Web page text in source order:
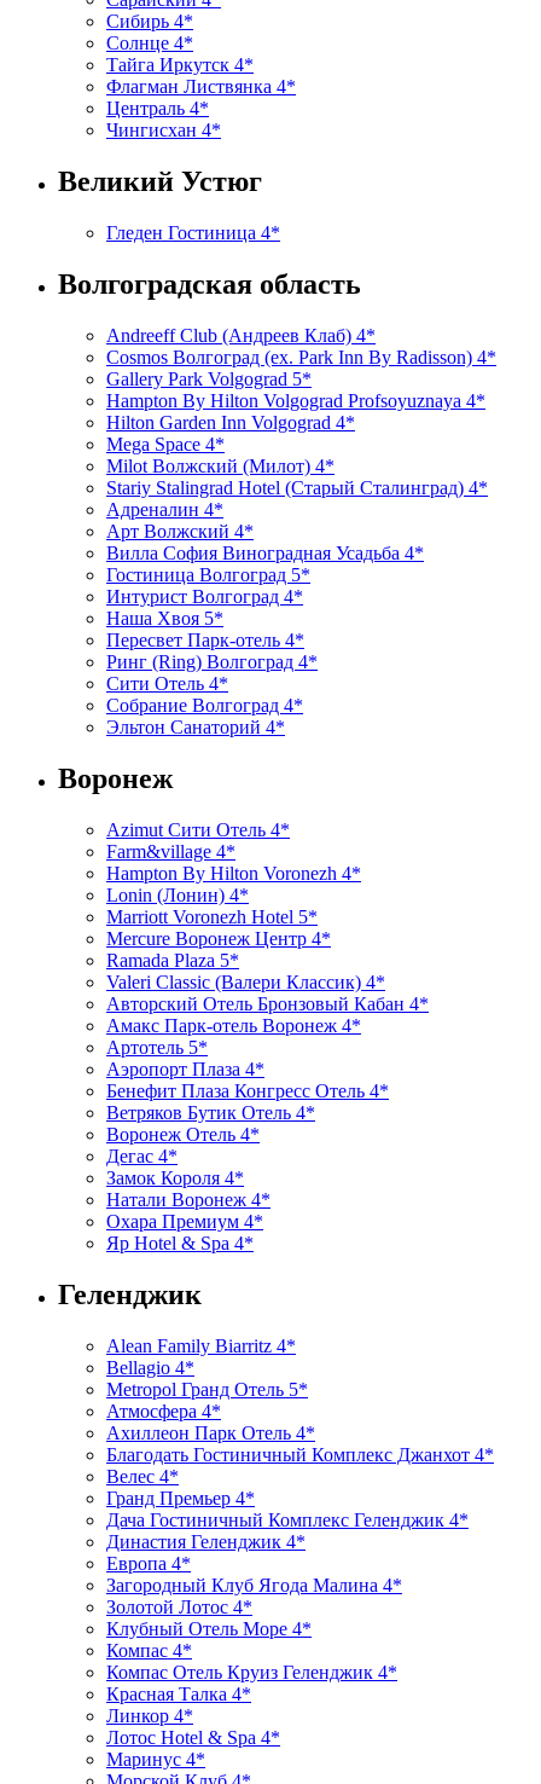
Сибирь 4*
Солнце 4*
Тайга Иркутск 4*
Флагман Листвянка 4*
Централь 4*
Чингисхан 4*
Великий Устюг
Гледен Гостиница 4*
Волгоградская область
Andreeff Club (Андреев Клаб) 4*
Cosmos Волгоград (ex. Park Inn By Radisson) 4*
Gallery Park Volgograd 5*
Hampton By Hilton Volgograd Profsoyuznaya 4*
Hilton Garden Inn Volgograd 4*
Mega Space 4*
Milot Волжский (Милот) 4*
Stariy Stalingrad Hotel (Старый Сталинград) 4*
Адреналин 4*
Арт Волжский 4*
Вилла София Виноградная Усадьба 4*
Гостиница Волгоград 5*
Интурист Волгоград 4*
Наша Хвоя 5*
Пересвет Парк-отель 4*
Ринг (Ring) Волгоград 4*
Сити Отель 4*
Собрание Волгоград 4*
Эльтон Санаторий 4*
Воронеж
Azimut Сити Отель 4*
Farm&village 4*
Hampton By Hilton Voronezh 4*
Lonin (Лонин) 4*
Marriott Voronezh Hotel 5*
Mercure Воронеж Центр 4*
Ramada Plaza 5*
Valeri Classic (Валери Классик) 4*
Авторский Отель Бронзовый Кабан 4*
Амакс Парк-отель Воронеж 4*
Артотель 5*
Аэропорт Плаза 4*
Бенефит Плаза Конгресс Отель 4*
Ветряков Бутик Отель 4*
Воронеж Отель 4*
Дегас 4*
Замок Короля 4*
Натали Воронеж 4*
Охара Премиум 4*
Яр Hotel & Spa 4*
Геленджик
Alean Family Biarritz 4*
Bellagio 4*
Metropol Гранд Отель 5*
Атмосфера 4*
Ахиллеон Парк Отель 4*
Благодать Гостиничный Комплекс Джанхот 4*
Велес 4*
Гранд Премьер 4*
Дача Гостиничный Комплекс Геленджик 4*
Династия Геленджик 4*
Европа 4*
Загородный Клуб Ягода Малина 4*
Золотой Лотос 4*
Клубный Отель Море 4*
Компас 4*
Компас Отель Круиз Геленджик 4*
Красная Талка 4*
Линкор 4*
Лотос Hotel & Spa 4*
Маринус 4*